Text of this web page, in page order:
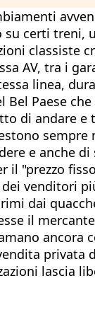
certi treni,
classiste
AV, tra i
linea,
Paese
di andare
sempre
e anche
il "prezzo
venditori
dai
il
privata
lascia